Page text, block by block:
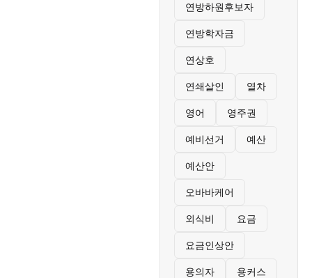
연방하원후보자
연방학자금
연상호
연쇄살인 열차
영어 영주권
예비선거 예산
예산안
오바바케어
외식비 요금
요금인상안
용의자 용커스